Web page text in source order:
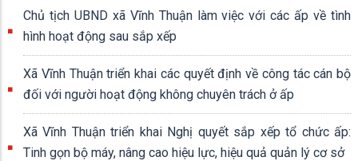
Chủ tịch UBND xã Vĩnh Thuận làm việc với các ấp về tình
hình hoạt động sau sắp xếp
Xã Vĩnh Thuận triển khai các quyết định về công tác cán bộ
đối với người hoạt động không chuyên trách ở ấp
Xã Vĩnh Thuận triển khai Nghị quyết sắp xếp tổ chức ấp:
Tinh gọn bộ máy, nâng cao hiệu lực, hiệu quả quản lý cơ sở